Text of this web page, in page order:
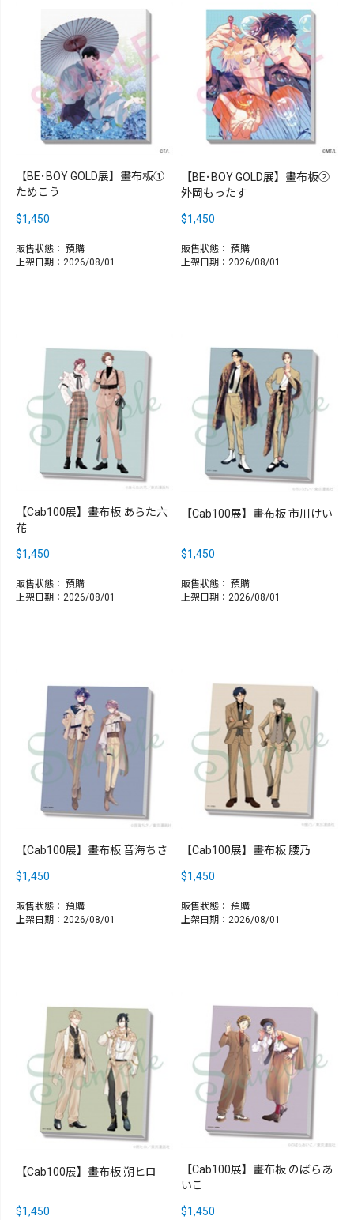
【BE･BOY GOLD展】畫布板①
ためこう
$1,450
販售狀態： 預購
上架日期：2026/08/01
【BE･BOY GOLD展】畫布板②
外岡もったす
$1,450
販售狀態： 預購
上架日期：2026/08/01
【Cab100展】畫布板 あらた六
花
$1,450
販售狀態： 預購
上架日期：2026/08/01
【Cab100展】畫布板 市川けい
$1,450
販售狀態： 預購
上架日期：2026/08/01
【Cab100展】畫布板 音海ちさ
$1,450
販售狀態： 預購
上架日期：2026/08/01
【Cab100展】畫布板 腰乃
$1,450
販售狀態： 預購
上架日期：2026/08/01
【Cab100展】畫布板 朔ヒロ
$1,450
【Cab100展】畫布板 のばらあ
いこ
$1,450